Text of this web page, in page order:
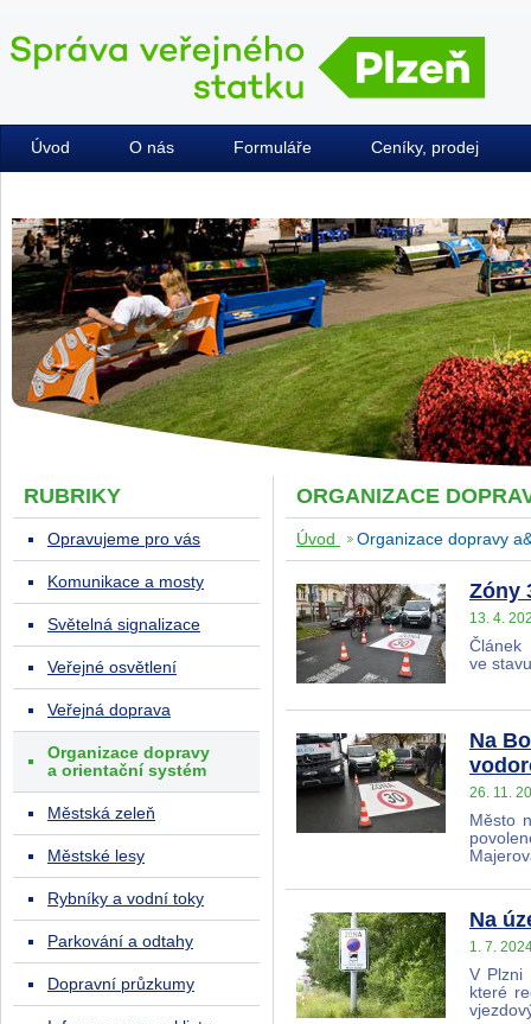
Úvod O nás Formuláře Ceníky, prodej
ORGANIZACE
Úvod Organizace dopravy
Zóny
13. 4.
ve
Na
26. 11.
Město
Na
1. 7.
V Plzni
které
RUBRIKY
Opravujeme pro vás
Komunikace a mosty
Světelná signalizace
Veřejné osvětlení
Veřejná doprava
Organizace dopravy
a orientační systém
Městská zeleň
Městské lesy
Rybníky a vodní toky
Parkování a odtahy
Dopravní průzkumy